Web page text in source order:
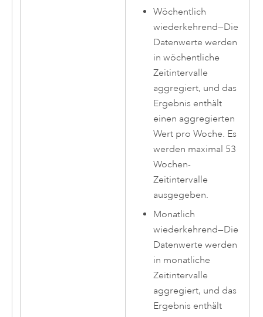
Wöchentlich
wiederkehrend—Die
Datenwerte werden
in wöchentliche
Zeitintervalle
aggregiert, und das
Ergebnis enthält
einen aggregierten
Wert pro Woche. Es
werden maximal 53
Wochen-
Zeitintervalle
ausgegeben.
Monatlich
wiederkehrend—Die
Datenwerte werden
in monatliche
Zeitintervalle
aggregiert, und das
Ergebnis enthält